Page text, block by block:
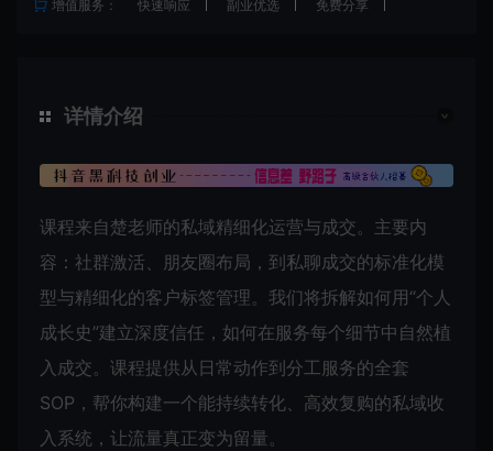
增值服务： 快速响应 副业优选 免费分享
详情介绍
课程来自楚老师的私域精细化运营与成交。主要内
容：社群激活、朋友圈布局，到私聊成交的标准化模
型与精细化的客户标签管理。我们将拆解如何用“个人
成长史”建立深度信任，如何在服务每个细节中自然植
入成交。课程提供从日常动作到分工服务的全套
SOP，帮你构建一个能持续转化、高效复购的私域收
入系统，让流量真正变为留量。